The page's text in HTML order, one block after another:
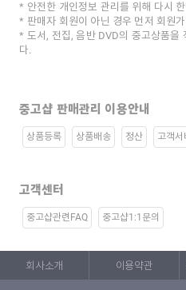
안전한 개인정보 관리를 위해 다시
판매자 회원이 아닌 경우 먼저 회원
도서, 전집, 음반 DVD의 중고상품을
다.
중고샵 판매관리 이용안내
상품등록 상품배송 정산 고객서
고객센터
중고샵관련FAQ 중고샵1:1문의
회사소개 이용약관